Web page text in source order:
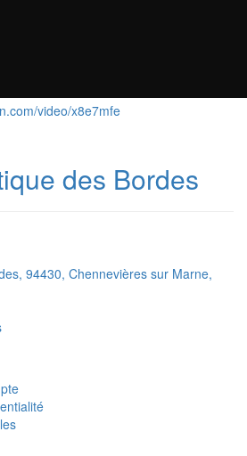
video/x8e7mfe
des Bordes
94430, Chennevières sur Marne,